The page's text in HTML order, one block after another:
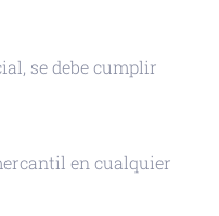
se debe cumplir
en cualquier